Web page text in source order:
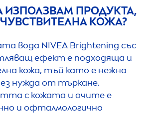
ИЗПОЛЗВАМ ПРОДУКТА,
КОЖА?
вода NIVEA Brightening със
ефект е подходяща и
кожа, тъй като е нежна
нужда от търкане.
с кожата и очите е
и офталмологично